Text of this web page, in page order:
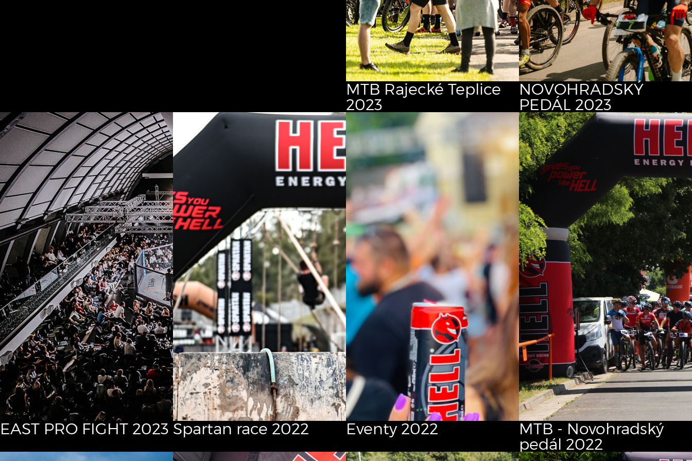
MTB Rajecké Teplice
2023
NOVOHRADSKÝ
PEDÁL 2023
EAST PRO FIGHT 2023 Spartan race 2022 Eventy 2022
MTB - Novohradský
pedál 2022